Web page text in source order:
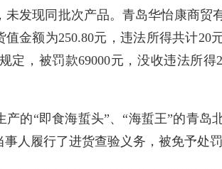
发现同批次产品。青岛华怡康商贸
金额为250.80元，违法所得共计20
定，被罚款69000元，没收违法所得
的“即食海蜇头”、“海蜇王”的青岛
人履行了进货查验义务，被免予处罚